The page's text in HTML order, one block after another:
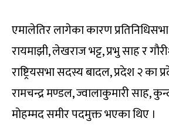
एमालेतिर लागेका कारण
रायमाझी, लेखराज भट्ट, प्रभु साह र
राष्ट्रियसभा सदस्य बादल, प्रदेश २
रामचन्द्र मण्डल, ज्वालाकुमारी साह,
मोहम्मद समीर पदमुक्त भएका थिए ।